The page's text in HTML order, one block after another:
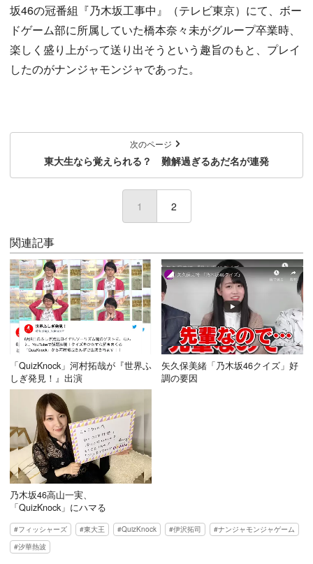
坂46の冠番組『乃木坂工事中』（テレビ東京）にて、ボー
ドゲーム部に所属していた橋本奈々未がグループ卒業時、
楽しく盛り上がって送り出そうという趣旨のもと、プレイ
したのがナンジャモンジャであった。
次のページ
東大生なら覚えられる？ 難解過ぎるあだ名が連発
1 (current)
2
関連記事
「QuizKnock」河村拓哉が『世界ふ
しぎ発見！』出演
矢久保美緒「乃木坂46クイズ」好
調の要因
乃木坂46高山一実、
「QuizKnock」にハマる
フィッシャーズ 東大王 QuizKnock 伊沢拓司
ナンジャモンジャゲーム
汐華熱波